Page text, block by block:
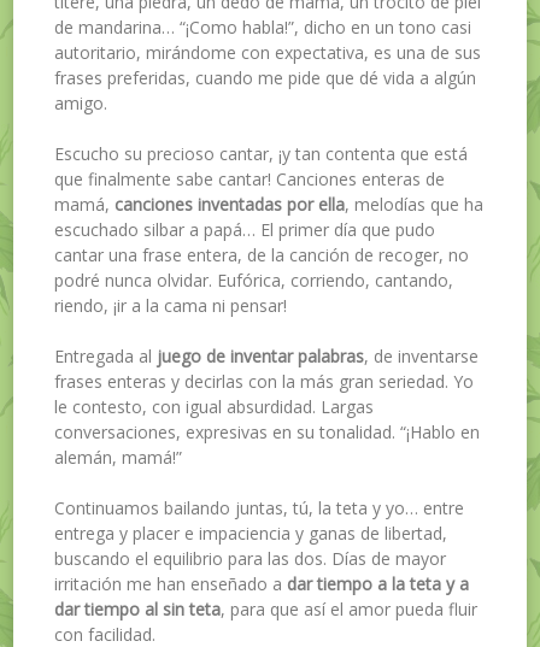
de mandarina… “¡Como habla!”, dicho en un tono casi
autoritario, mirándome con expectativa, es una de sus
frases preferidas, cuando me pide que dé vida a algún
amigo.
Escucho su precioso cantar, ¡y tan contenta que está
que finalmente sabe cantar! Canciones enteras de
mamá, canciones inventadas por ella, melodías que ha
escuchado silbar a papá… El primer día que pudo
cantar una frase entera, de la canción de recoger, no
podré nunca olvidar. Eufórica, corriendo, cantando,
riendo, ¡ir a la cama ni pensar!
Entregada al juego de inventar palabras, de inventarse
frases enteras y decirlas con la más gran seriedad. Yo
le contesto, con igual absurdidad. Largas
conversaciones, expresivas en su tonalidad. “¡Hablo en
alemán, mamá!”
Continuamos bailando juntas, tú, la teta y yo… entre
entrega y placer e impaciencia y ganas de libertad,
buscando el equilibrio para las dos. Días de mayor
irritación me han enseñado a dar tiempo a la teta y a
dar tiempo al sin teta, para que así el amor pueda fluir
con facilidad.